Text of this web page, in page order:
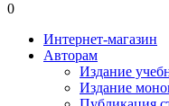
0
Интернет-магазин
Авторам
Издание
Издание